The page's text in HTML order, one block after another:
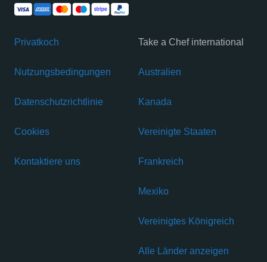
Privatkoch
Nutzungsbedingungen
Datenschutzrichtlinie
Cookies
Kontaktiere uns
Take a Chef international
Australien
Kanada
Vereinigte Staaten
Frankreich
Mexiko
Vereinigtes Königreich
Alle Länder anzeigen